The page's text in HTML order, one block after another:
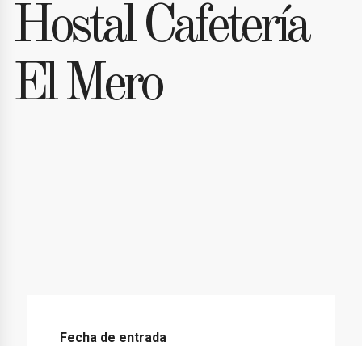
Hostal Cafetería
El Mero
Fecha de entrada